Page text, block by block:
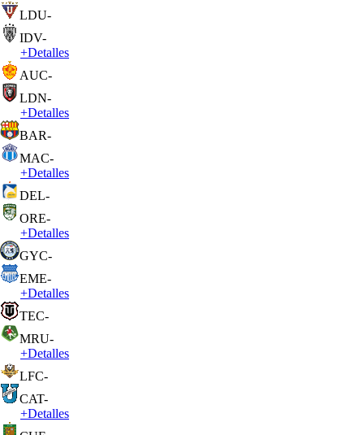
LDU-
IDV-
+Detalles
AUC-
LDN-
+Detalles
BAR-
MAC-
+Detalles
DEL-
ORE-
+Detalles
GYC-
EME-
+Detalles
TEC-
MRU-
+Detalles
LFC-
CAT-
+Detalles